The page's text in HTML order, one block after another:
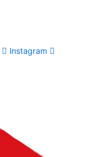
Instagram